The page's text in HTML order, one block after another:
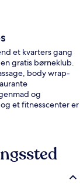
et kvarters gang
gratis børneklub.
body wrap-
og
et fitnesscenter er